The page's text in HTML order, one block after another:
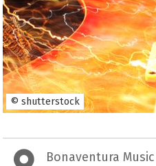
© shutterstock
Bonaventura